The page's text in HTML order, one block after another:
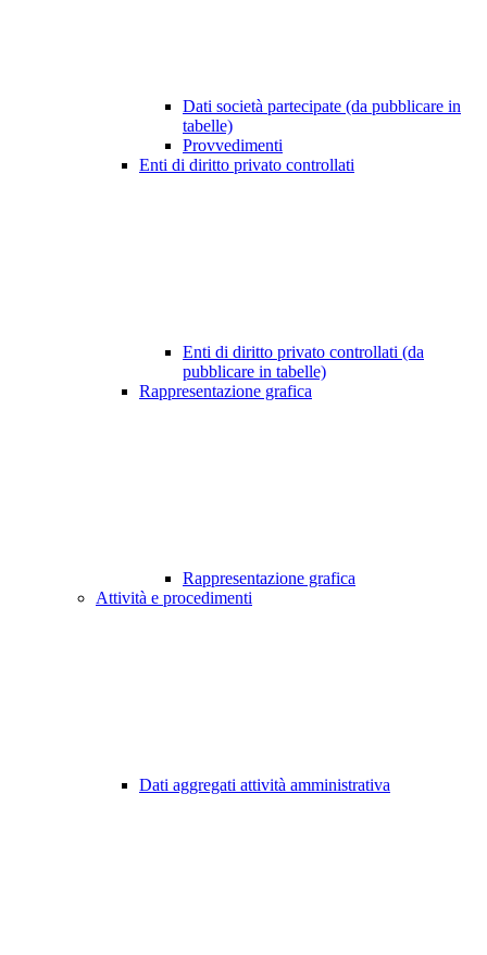
Dati società partecipate (da pubblicare in
tabelle)
Provvedimenti
Enti di diritto privato controllati
Enti di diritto privato controllati (da
pubblicare in tabelle)
Rappresentazione grafica
Rappresentazione grafica
Attività e procedimenti
Dati aggregati attività amministrativa